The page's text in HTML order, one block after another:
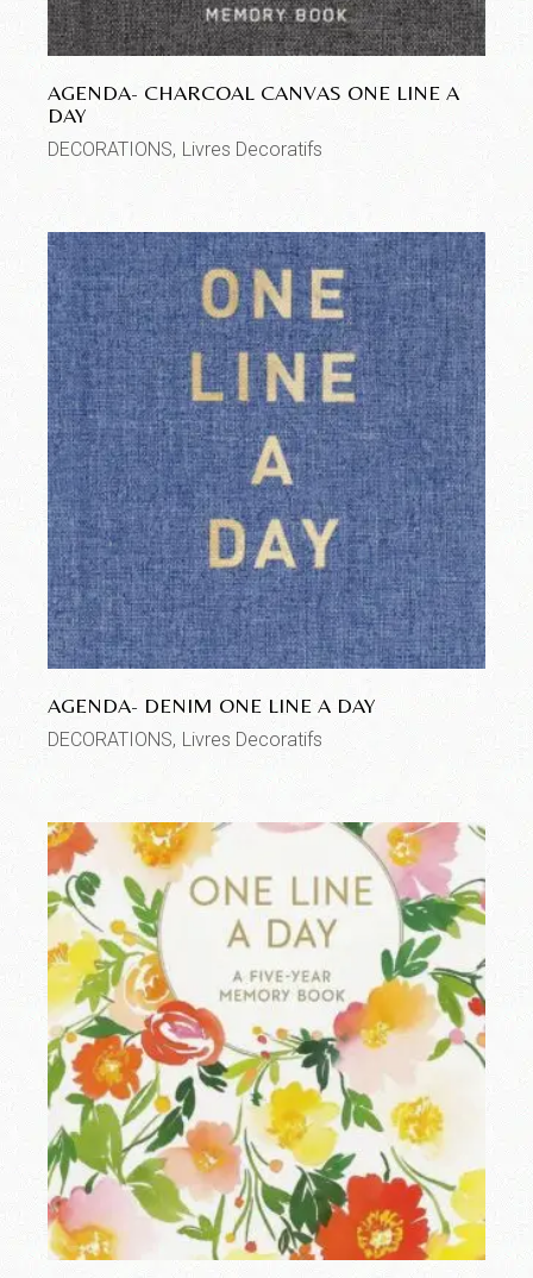
AGENDA- CHARCOAL CANVAS ONE LINE A
DAY
DECORATIONS Livres Decoratifs
AGENDA- DENIM ONE LINE A DAY
DECORATIONS Livres Decoratifs